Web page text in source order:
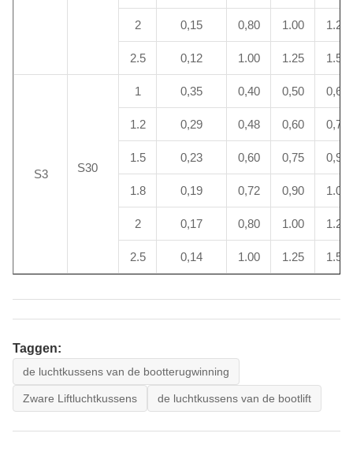
2 0,15 0,80 1.00 1.20
2.5 0,12 1.00 1.25 1.50
S3 S30
1 0,35 0,40 0,50 0,60
1.2 0,29 0,48 0,60 0,72
1.5 0,23 0,60 0,75 0,90
1.8 0,19 0,72 0,90 1.08
2 0,17 0,80 1.00 1.20
2.5 0,14 1.00 1.25 1.50
Taggen:
de luchtkussens van de bootterugwinning
Zware Liftluchtkussens de luchtkussens van de bootlift